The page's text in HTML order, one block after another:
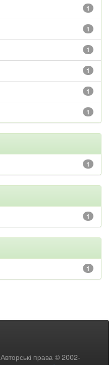
1
1
1
1
1
1
1
1
1
Авторські права © 2002-